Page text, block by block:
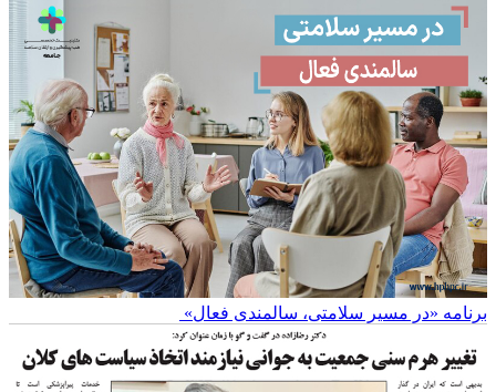
برنامه «در مسیر سلامتی، سالمندی فعال»